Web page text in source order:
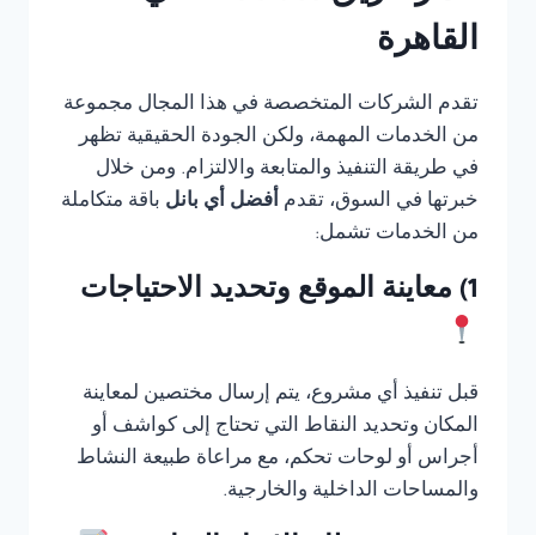
القاهرة
تقدم الشركات المتخصصة في هذا المجال مجموعة
من الخدمات المهمة، ولكن الجودة الحقيقية تظهر
في طريقة التنفيذ والمتابعة والالتزام. ومن خلال
خبرتها في السوق، تقدم أفضل أي بانل باقة متكاملة
من الخدمات تشمل:
1) معاينة الموقع وتحديد الاحتياجات
قبل تنفيذ أي مشروع، يتم إرسال مختصين لمعاينة
المكان وتحديد النقاط التي تحتاج إلى كواشف أو
أجراس أو لوحات تحكم، مع مراعاة طبيعة النشاط
والمساحات الداخلية والخارجية.